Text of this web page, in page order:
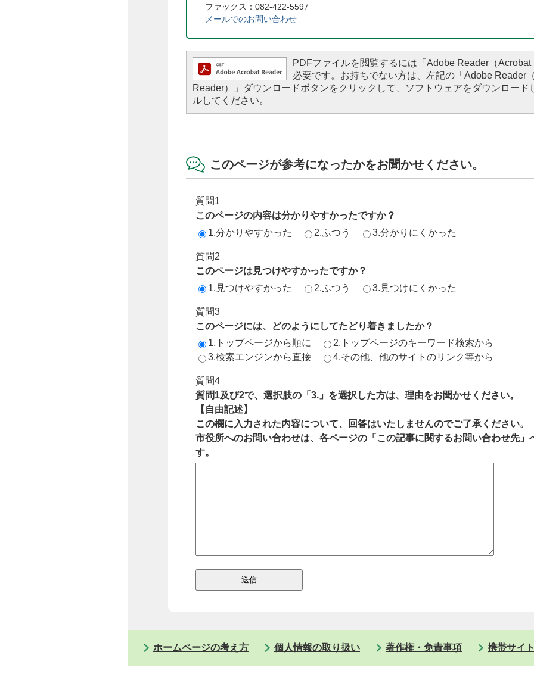
ファックス：082-422-5597
メールでのお問い合わせ
PDFファイルを閲覧するには「Adobe Reader（
必要です。お持ちでない方は、左記の「Adobe Reader
Reader）」ダウンロードボタンをクリックして、ソフトウェアをダウンロード
ルしてください。
このページが参考になったかをお聞かせください。
質問1
このページの内容は分かりやすかったですか？
1.分かりやすかった
2.ふつう 3.分かりにくかった
質問2
このページは見つけやすかったですか？
1.見つけやすかった
2.ふつう 3.見つけにくかった
質問3
このページには、どのようにしてたどり着きましたか？
1.トップページから順に
2.トップページのキーワード検索から
3.検索エンジンから直接
4.その他、他のサイトのリンク等から
質問4
質問1及び2で、選択肢の「3.」を選択した方は、理由をお聞かせください。
【自由記述】
この欄に入力された内容について、回答はいたしませんのでご了承ください。
市役所へのお問い合わせは、各ページの「この記事に関するお問い合わせ先」
す。
ホームページの考え方 個人情報の取り扱い 著作権・免責事項 携帯サイ